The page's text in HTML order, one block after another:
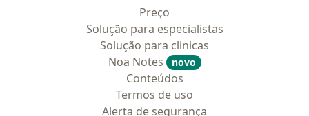
Preço
Solução para especialistas
Solução para clinicas
Noa Notes
novo
Conteúdos
Termos de uso
Alerta de segurança